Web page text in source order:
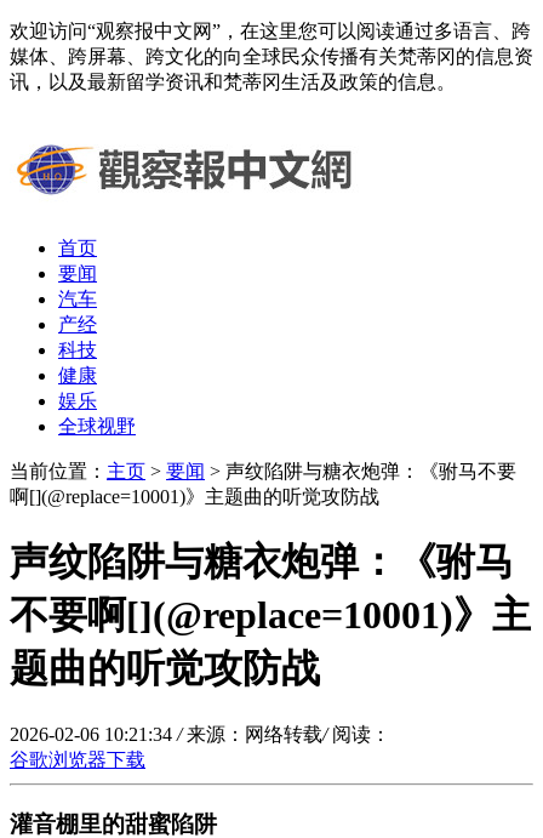
欢迎访问“观察报中文网”，在这里您可以阅读通过多语言、跨
媒体、跨屏幕、跨文化的向全球民众传播有关梵蒂冈的信息资
讯，以及最新留学资讯和梵蒂冈生活及政策的信息。
首页
要闻
汽车
产经
科技
健康
娱乐
全球视野
当前位置： 主页 > 要闻 > 声纹陷阱与糖衣炮弹：《驸马不要
啊[](@replace=10001)》主题曲的听觉攻防战
声纹陷阱与糖衣炮弹：《驸马
不要啊[](@replace=10001)》主
题曲的听觉攻防战
2026-02-06 10:21:34 / 来源：网络转载/ 阅读：
谷歌浏览器下载
灌音棚里的甜蜜陷阱